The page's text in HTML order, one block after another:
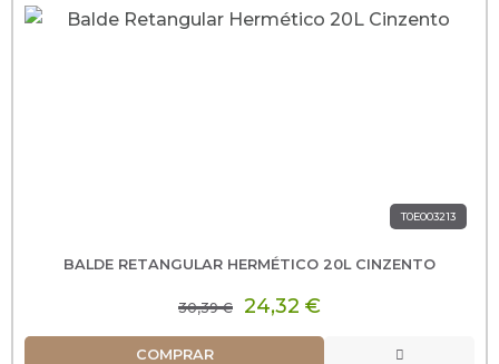
T0E003213
BALDE RETANGULAR HERMÉTICO 20L CINZENTO
30,39 € 24,32 €
COMPRAR